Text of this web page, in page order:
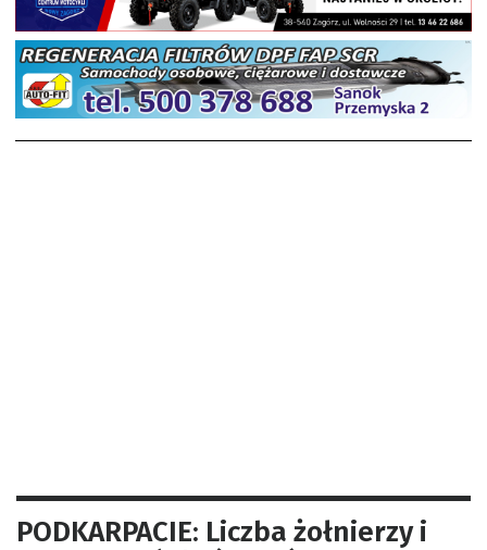
PODKARPACIE: Liczba żołnierzy i